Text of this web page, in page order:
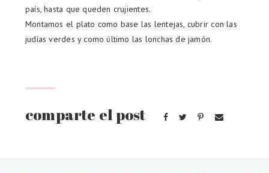
país, hasta que queden crujientes.
Montamos el plato como base las lentejas, cubrir con las
judías verdes y como último las lonchas de jamón.